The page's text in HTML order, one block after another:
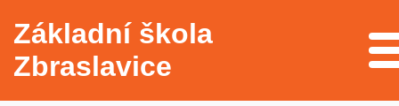
Základní škola
Zbraslavice